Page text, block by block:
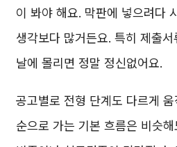
이 봐야 해요. 막판에 넣으려다
생각보다 많거든요. 특히 제출
날에 몰리면 정말 정신없어요.
공고별로 전형 단계도 다르게
순으로 가는 기본 흐름은 비슷